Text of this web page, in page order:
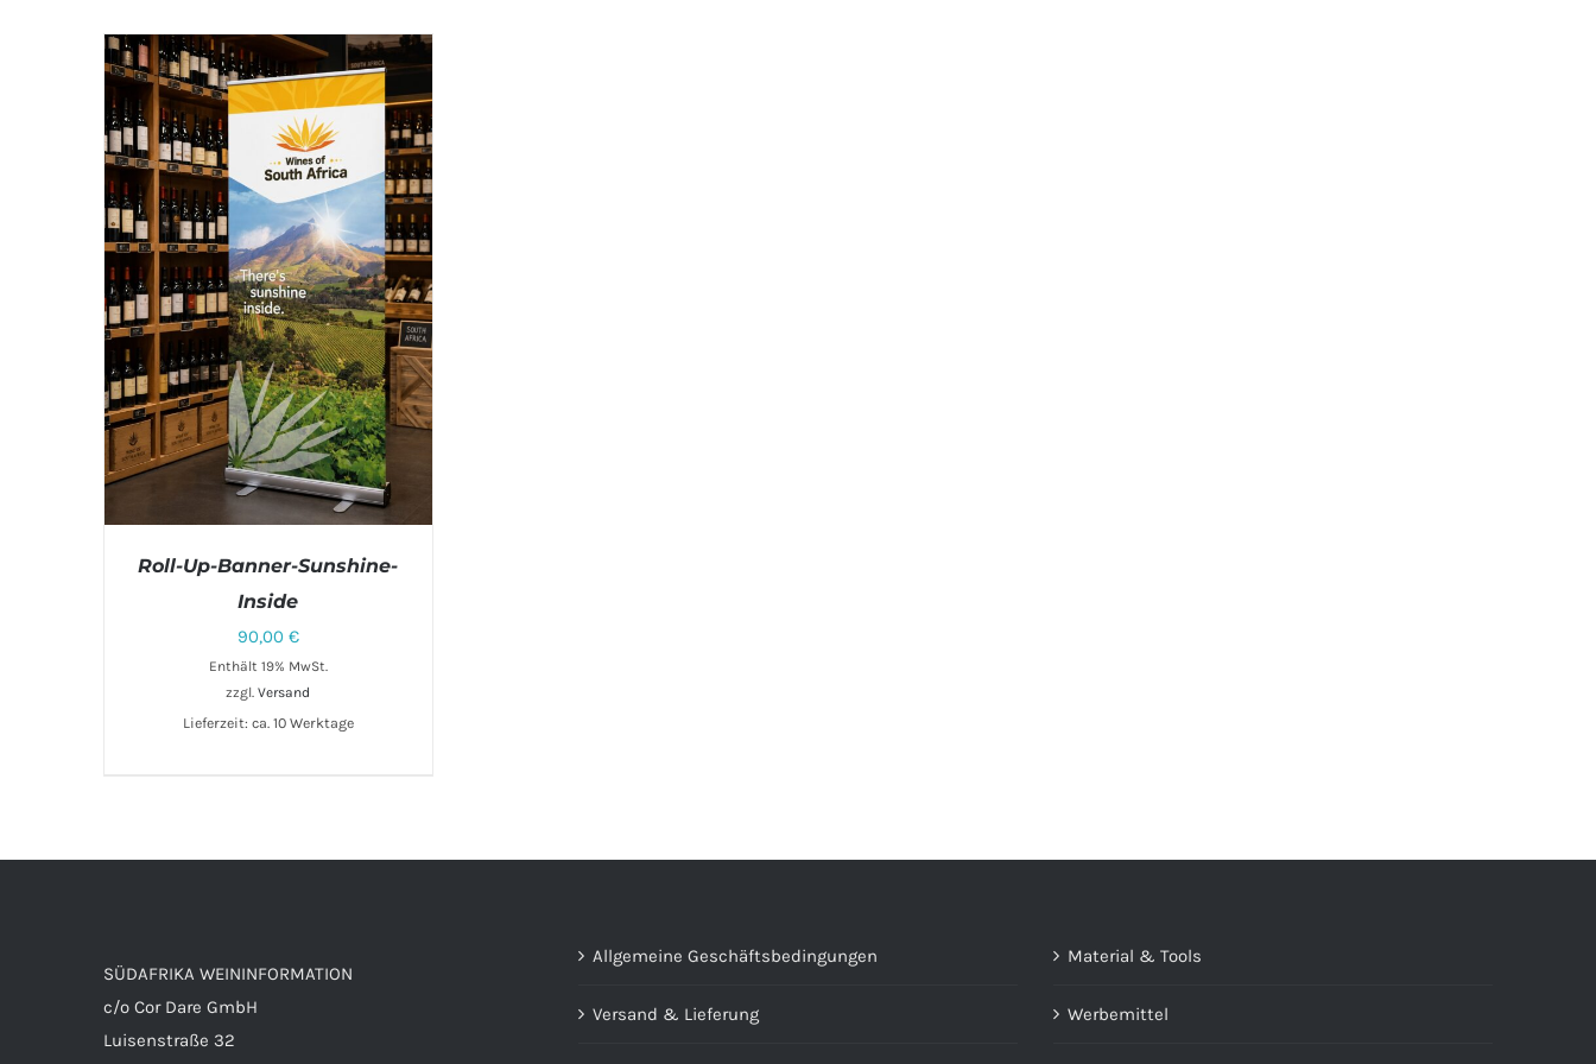
Roll-Up-Banner-Sunshine-
Inside
90,00 €
Enthält 19% MwSt.
zzgl.Versand
Lieferzeit: ca. 10 Werktage
SÜDAFRIKA WEININFORMATION
c/o Cor Dare GmbH
Luisenstraße 32
Allgemeine Geschäftsbedingungen
Versand & Lieferung
Material & Tools
Werbemittel